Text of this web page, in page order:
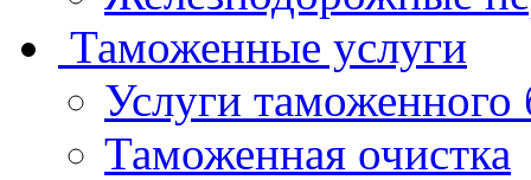
Таможенные услуги
Услуги таможенного
Таможенная очистка